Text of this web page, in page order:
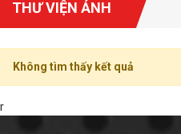
THƯ VIỆN ẢNH
Không tìm thấy kết quả
r